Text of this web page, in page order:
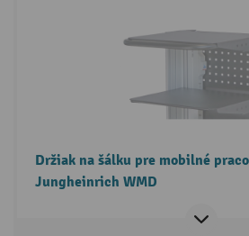
Držiak na šálku pre mobilné
Jungheinrich WMD